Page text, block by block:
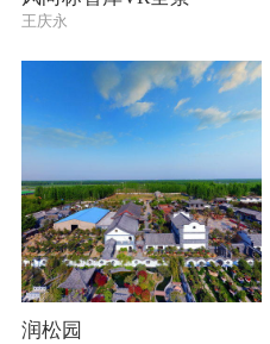
王庆永
润松园